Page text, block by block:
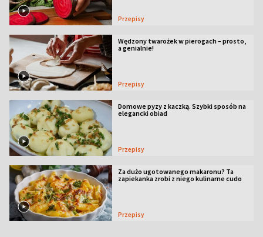
Przepisy
Wędzony twarożek w pierogach – prosto,
a genialnie!
Przepisy
Domowe pyzy z kaczką. Szybki sposób na
elegancki obiad
Przepisy
Za dużo ugotowanego makaronu? Ta
zapiekanka zrobi z niego kulinarne cudo
Przepisy